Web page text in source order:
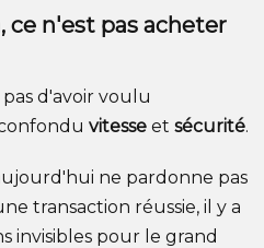
ce n'est pas acheter
d'avoir voulu
vitesse et sécurité.
ne pardonne pas
transaction réussie, il y a
invisibles pour le grand